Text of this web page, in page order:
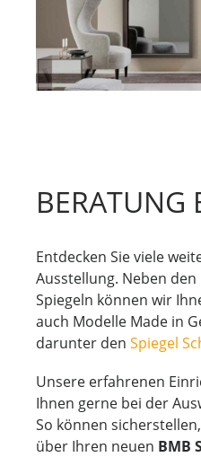
BERATUNG
Entdecken Sie viele
Ausstellung. Neben
Spiegeln können wir
auch Modelle Made in
darunter den Spiegel
Unsere erfahrenen
Ihnen gerne bei der
So können
über Ihren neuen BMB